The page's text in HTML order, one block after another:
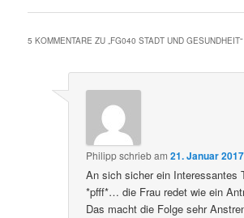
5 KOMMENTARE ZU „FG040 STADT UND GESUNDHEIT“
Philippschriebam21. Januar
An sich sicher ein Interessantes
*pfff*… die Frau redet wie ein
Das macht die Folge sehr